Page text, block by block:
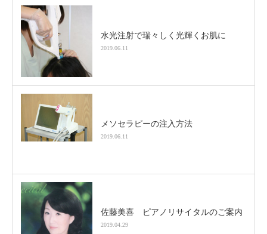
水光注射で瑞々しく光輝くお肌に
2019.06.11
メソセラピーの注入方法
2019.06.11
佐藤美喜 ピアノリサイタルのご案内
2019.04.29